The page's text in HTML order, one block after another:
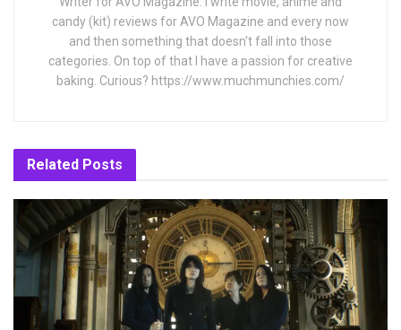
candy (kit) reviews for AVO Magazine and every now
and then something that doesn't fall into those
categories. On top of that I have a passion for creative
baking. Curious? https://www.muchmunchies.com/
Related Posts